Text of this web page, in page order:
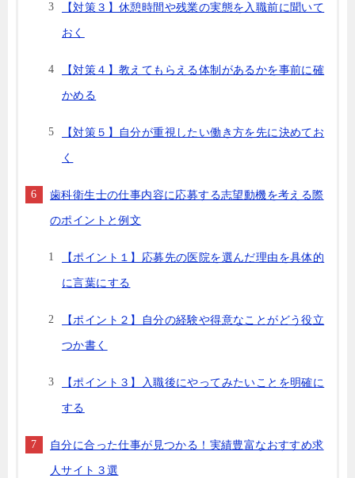
【対策３】休憩時間や残業の実態を入職前に聞いて
おく
【対策４】教えてもらえる体制があるかを事前に確
かめる
【対策５】自分が重視したい働き方を先に決めてお
く
歯科衛生士の仕事内容に応募する志望動機を考える際
のポイントと例文
【ポイント１】応募先の医院を選んだ理由を具体的
に言葉にする
【ポイント２】自分の経験や得意なことがどう役立
つか書く
【ポイント３】入職後にやってみたいことを明確に
する
自分に合った仕事が見つかる！実績豊富なおすすめ求
人サイト３選